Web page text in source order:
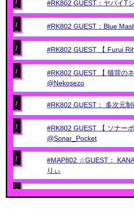
/ #RK802 GUEST：ヤバイT
/ #RK802 GUEST：Blue
/ #RK802 GUEST 【 Furui
/
#RK802 GUEST 【 猫背の
@Nekosezo
/ #RK802 GUEST： 多次元
/
#RK802 GUEST 【 ソナー
@Sonar_Pocket
/
#MAP802 ☆GUEST：
りぃ
/